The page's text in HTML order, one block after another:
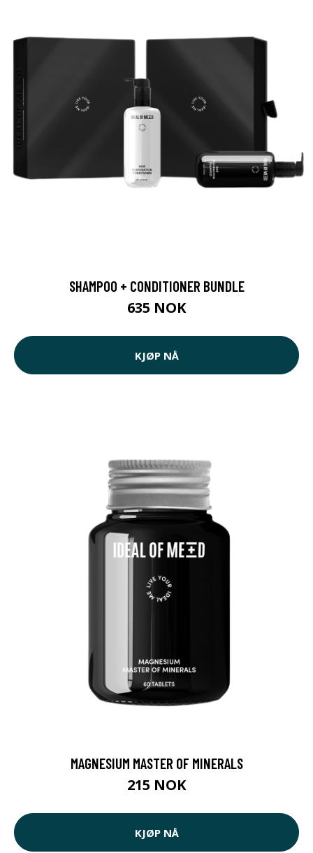
SHAMPOO + CONDITIONER BUNDLE
635 NOK
KJØP NÅ
MAGNESIUM MASTER OF MINERALS
215 NOK
KJØP NÅ